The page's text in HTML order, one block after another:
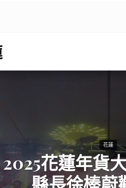
花蓮
2025花蓮年貨
縣長徐榛蔚